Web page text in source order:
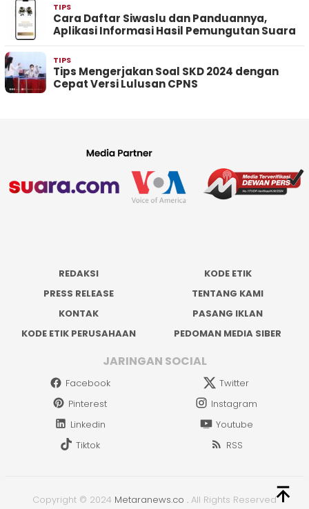
TIPS
Cara Daftar Siwaslu dan Panduannya,
Aplikasi Informasi Hasil Pemungutan Suara
TIPS
Tips Mengerjakan Soal SKD 2024 dengan
Cepat Versi Lulusan CPNS
REDAKSI
KODE ETIK
PRESS RELEASE
TENTANG KAMI
KONTAK
PASANG IKLAN
KODE ETIK PERUSAHAAN
PEDOMAN MEDIA SIBER
JARINGAN SOCIAL
Facebook
Twitter
Pinterest
Instagram
Linkedin
Youtube
Tiktok
RSS
Copyright © 2024 Metaranews.co . All Rights Reserved